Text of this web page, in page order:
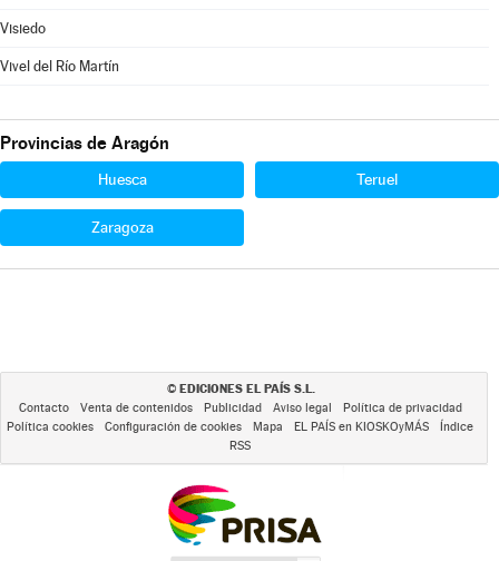
Visiedo
Vivel del Río Martín
Provincias de Aragón
Huesca Teruel
Zaragoza
© EDICIONES EL PAÍS S.L.
Contacto Venta de contenidos Publicidad Aviso legal
Política de privacidad
Política cookies
Configuración de cookies Mapa EL PAÍS en KIOSKOyMÁS
Índice
RSS